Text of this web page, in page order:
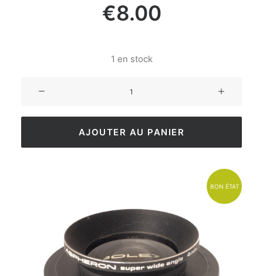
€8.00
1 en stock
AJOUTER AU PANIER
BON ÉTAT